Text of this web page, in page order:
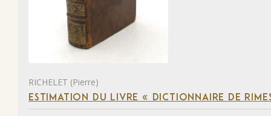
RICHELET (Pierre)
ESTIMATION DU LIVRE « DICTIONNAIRE DE